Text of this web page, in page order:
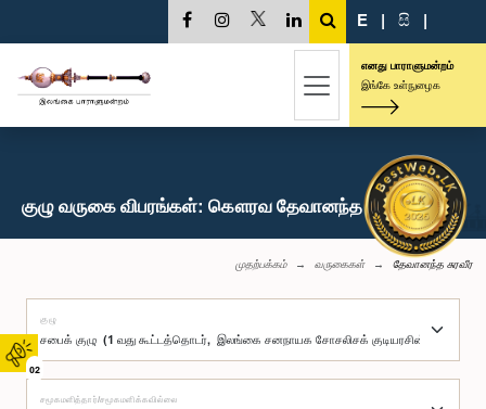
02
E | සි |
எனது பாராளுமன்றம்
இங்கே உள்நுழைக
குழு வருகை விபரங்கள்: கௌரவ தேவானந்த சுரவீர, பா.உ.
முதற்பக்கம் வருகைகள் தேவானந்த சுரவீர
குழு
சமூகமளித்தார்/சமூகமளிக்கவில்லை